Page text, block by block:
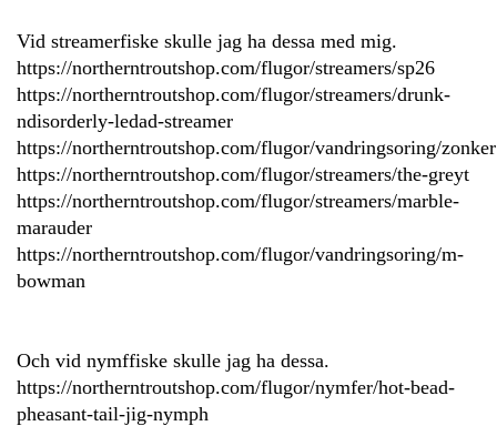
Vid streamerfiske skulle jag ha dessa med mig.
https://northerntroutshop.com/flugor/streamers/sp26
https://northerntroutshop.com/flugor/streamers/drunk-
ndisorderly-ledad-streamer
https://northerntroutshop.com/flugor/vandringsoring/zonker
https://northerntroutshop.com/flugor/streamers/the-greyt
https://northerntroutshop.com/flugor/streamers/marble-
marauder
https://northerntroutshop.com/flugor/vandringsoring/m-
bowman
Och vid nymffiske skulle jag ha dessa.
https://northerntroutshop.com/flugor/nymfer/hot-bead-
pheasant-tail-jig-nymph